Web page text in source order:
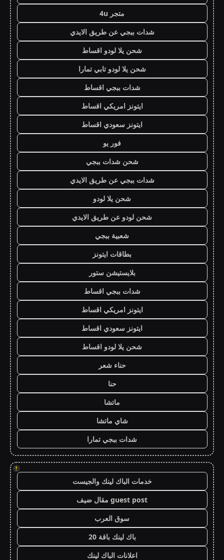
متجر 4u
شدات ببجي عن طريق الايدي
شحن يلا لودو اقساط
شحن يلا لودو تابي تمارا
شدات ببجي اقساط
ايتونز امريكي اقساط
ايتونز سعودي اقساط
فور يو
شحن شدات ببجي
شدات ببجي عن طريق الايدي
شحن يلا لودو
شحن لودو عن طريق الايدي
شعبية ببجي
بطاقات ايتونز
بلايستيشن ستور
شدات ببجي اقساط
ايتونز امريكي اقساط
ايتونز سعودي اقساط
شحن يلا لودو اقساط
حناء شعر
حنا
ماتشا
شاي ماتشا
شدات ببجي تمارا
!
خدمات الباك لينك والجيست
guest post مقال ضيف
سوق العرب
باك لينك باقة 20
اعلانات الباك لينك